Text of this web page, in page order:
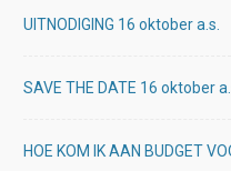
UITNODIGING 16 oktober a.s.
SAVE THE DATE 16 oktober
HOE KOM IK AAN BUDGET